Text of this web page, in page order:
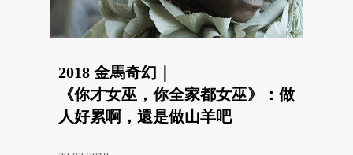
2018 金馬奇幻｜
《你才女巫，你全家都女巫》：做
人好累啊，還是做山羊吧